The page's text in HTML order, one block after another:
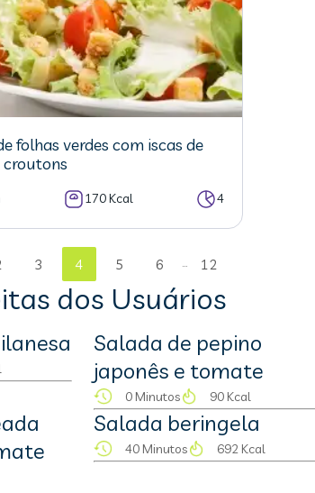
folhas verdes com iscas de
croutons
170 Kcal 4
3 4 5 6 ... 12
dos Usuários
Salada de pepino
japonês e tomate
0 Minutos 90 Kcal
Salada beringela
40 Minutos 692 Kcal